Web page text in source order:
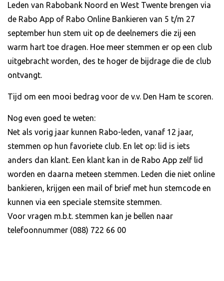
Leden van Rabobank Noord en West Twente brengen via
de Rabo App of Rabo Online Bankieren van 5 t/m 27
september hun stem uit op de deelnemers die zij een
warm hart toe dragen. Hoe meer stemmen er op een club
uitgebracht worden, des te hoger de bijdrage die de club
ontvangt.
Tijd om een mooi bedrag voor de v.v. Den Ham te scoren.
Nog even goed te weten:
Net als vorig jaar kunnen Rabo-leden, vanaf 12 jaar,
stemmen op hun favoriete club. En let op: lid is iets
anders dan klant. Een klant kan in de Rabo App zelf lid
worden en daarna meteen stemmen. Leden die niet online
bankieren, krijgen een mail of brief met hun stemcode en
kunnen via een speciale stemsite stemmen.
Voor vragen m.b.t. stemmen kan je bellen naar
telefoonnummer (088) 722 66 00